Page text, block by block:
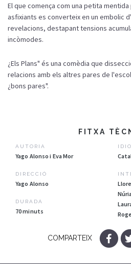
El que comença com una petita
asfixiants es converteix en un embolic
revelacions, destapant tensions
incòmodes.
¿Els Plans" és una comèdia que
relacions amb els altres pares de
¿bons pares".
FITXA
AUTORIA
Yago Alonso i Eva Mor
DIRECCIÓ
Yago Alonso
DURADA
70 minuts
COMPARTEIX